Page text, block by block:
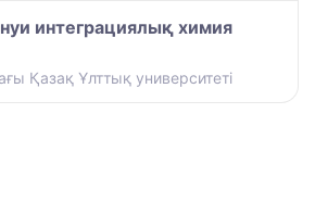
интеграциялық химия
Қазақ Ұлттық университеті